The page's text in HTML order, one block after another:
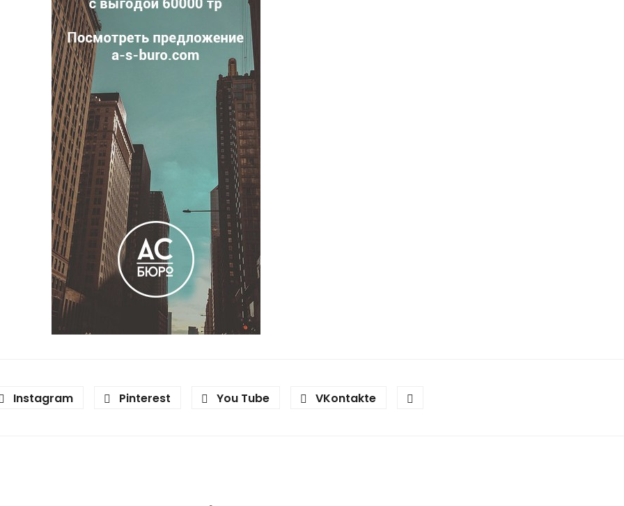
Instagram Pinterest You Tube VKontakte